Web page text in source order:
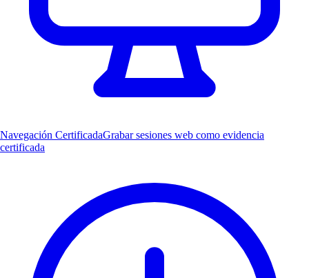
Navegación CertificadaGrabar sesiones web como evidencia
certificada